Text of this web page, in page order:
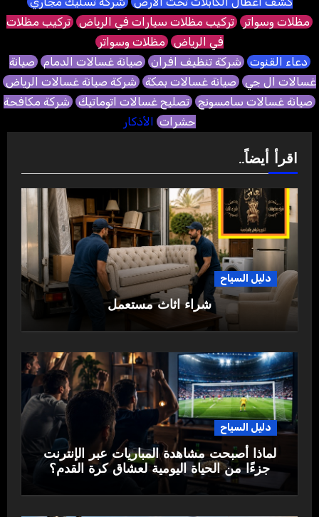
مظلات وسواتر تركيب مظلات سيارات في الرياض تركيب مظلات
في الرياض مظلات وسواتر
دعاء القنوت شركة تنظيف افران صيانة غسالات الدمام صيانة
غسالات ال جي صيانة غسالات بمكة شركة صيانة غسالات الرياض
صيانة غسالات سامسونج تصليح غسالات اتوماتيك شركة مكافحة
حشرات الأذكار
اقرأ أيضاً..
دليل السياح
شراء اثاث مستعمل
دليل السياح
لماذا أصبحت مشاهدة المباريات عبر الإنترنت
جزءًا من الحياة اليومية لعشاق كرة القدم؟